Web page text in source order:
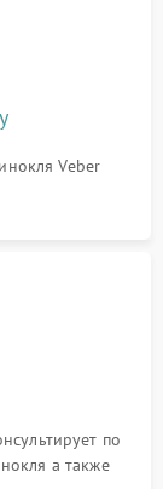
Veber
по
а также